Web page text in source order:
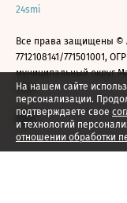
На нашем сайте
персонализации.
подтверждаете свое
и технологий
отношении обработки
24smi
Все права защищены ©
7712108141/771501001,
муниципальный округ
2026